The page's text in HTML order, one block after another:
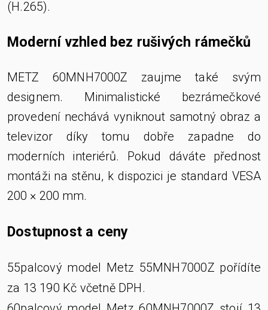
(H.265).
Moderní vzhled bez rušivých rámečků
METZ 60MNH7000Z zaujme také svým
designem. Minimalistické bezrámečkové
provedení nechává vyniknout samotný obraz a
televizor díky tomu dobře zapadne do
moderních interiérů. Pokud dáváte přednost
montáži na stěnu, k dispozici je standard VESA
200 × 200 mm.
Dostupnost a ceny
55palcový model Metz 55MNH7000Z pořídíte
za 13 190 Kč včetně DPH.